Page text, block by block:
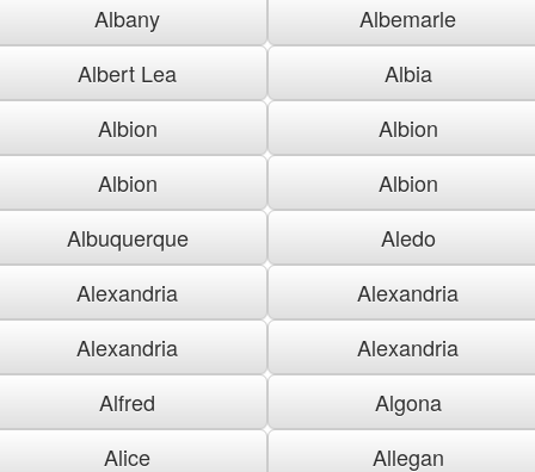
Albany
Albemarle
Albert Lea
Albia
Albion
Albion
Albion
Albion
Albuquerque
Aledo
Alexandria
Alexandria
Alexandria
Alexandria
Alfred
Algona
Alice
Allegan